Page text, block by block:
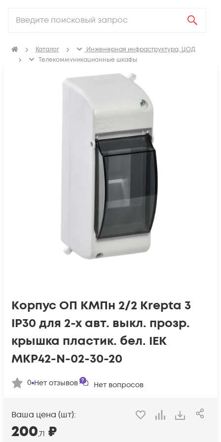
Каталог
Инженерная инфраструктура, ЦОД
Телекоммуникационные шкафы
Корпус ОП КМПн 2/2 Krepta 3
IP30 для 2-х авт. выкл. прозр.
крышка пластик. бел. IEK
MKP42-N-02-30-20
0 Нет отзывов Нет вопросов
Ваша цена (шт):
200,71 ₽